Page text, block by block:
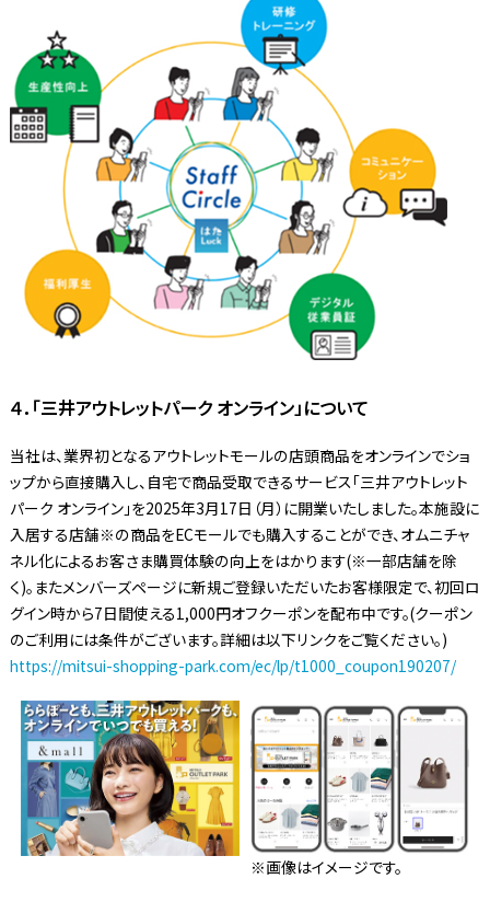
４．「三井アウトレットパーク オンライン」について
当社は、業界初となるアウトレットモールの店頭商品をオンラインでショ
ップから直接購入し、自宅で商品受取できるサービス「三井アウトレット
パーク オンライン」を2025年3月17日（月）に開業いたしました。本施設に
入居する店舗※の商品をECモールでも購入することができ、オムニチャ
ネル化によるお客さま購買体験の向上をはかります(※一部店舗を除
く)。またメンバーズページに新規ご登録いただいたお客様限定で、初回ロ
グイン時から7日間使える1,000円オフクーポンを配布中です。(クーポン
のご利用には条件がございます。詳細は以下リンクをご覧ください。)
https://mitsui-shopping-park.com/ec/lp/t1000_coupon190207/
※画像はイメージです。